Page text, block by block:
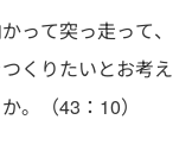
って突っ走って、
くりたいとお考え
。（43：10）